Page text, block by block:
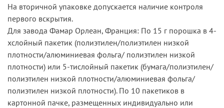
На вторичной упаковке допускается наличие контроля
первого вскрытия.
Для завода Фамар Орлеан, Франция: По 15 г порошка в 4-
хслойный пакетик (полиэтилен/полиэтилен низкой
плотности/алюминиевая фольга/ полиэтилен низкой
плотности) или 5-тислойный пакетик (бумага/полиэтилен/
полиэтилен низкой плотности/алюминиевая фольга/
полиэтилен низкой плотности). По 10 пакетиков в
картонной пачке, размещенных индивидуально или